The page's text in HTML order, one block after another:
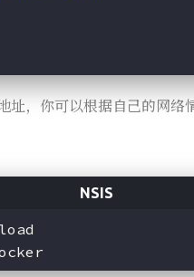
，你可以根据自己的网络